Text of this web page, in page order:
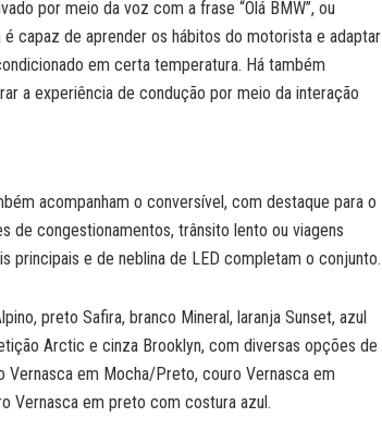
por meio da voz com a frase “Olá BMW”, ou
capaz de aprender os hábitos do motorista e adaptar
em certa temperatura. Há também
a experiência de condução por meio da interação
acompanham o conversível, com destaque para o
de congestionamentos, trânsito lento ou viagens
principais e de neblina de LED completam o conjunto.
preto Safira, branco Mineral, laranja Sunset, azul
Arctic e cinza Brooklyn, com diversas opções de
em Mocha/Preto, couro Vernasca em
Vernasca em preto com costura azul.